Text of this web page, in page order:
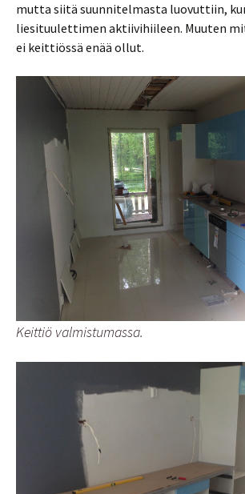
mutta siitä suunnitelmasta luovuttiin,
liesituulettimen aktiivihiileen. Muuten
ei keittiössä enää ollut.
Keittiö valmistumassa.